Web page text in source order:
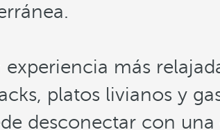
más
platos livianos y
desconectar con